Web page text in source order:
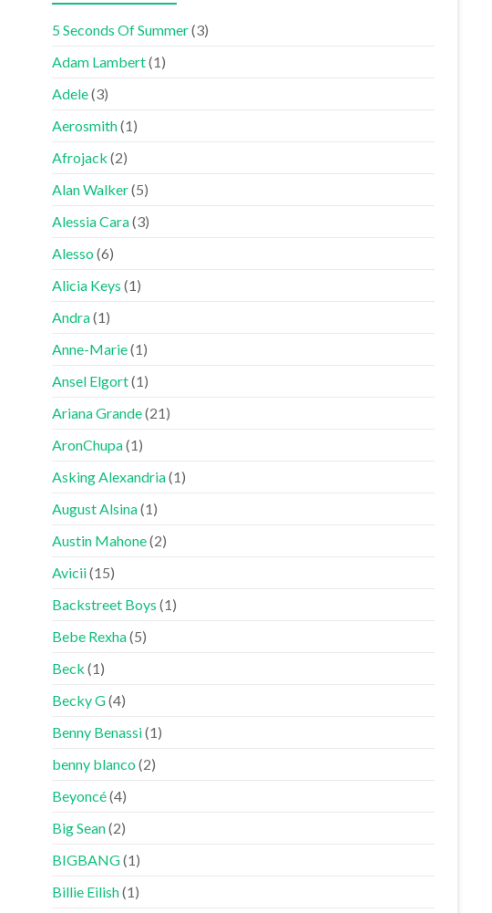
5 Seconds Of Summer(3)
Adam Lambert(1)
Adele(3)
Aerosmith(1)
Afrojack (2)
Alan Walker(5)
Alessia Cara(3)
Alesso(6)
Alicia Keys (1)
Andra(1)
Anne-Marie(1)
Ansel Elgort(1)
Ariana Grande(21)
AronChupa(1)
Asking Alexandria(1)
August Alsina(1)
Austin Mahone(2)
Avicii(15)
Backstreet Boys (1)
Bebe Rexha(5)
Beck (1)
Becky G(4)
Benny Benassi(1)
benny blanco(2)
Beyoncé(4)
Big Sean(2)
BIGBANG(1)
Billie Eilish(1)